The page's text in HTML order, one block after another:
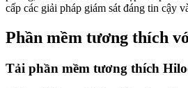
cấp các giải pháp giám sát đáng tin cậy
Phần mềm tương thích
Tải phần mềm tương thích